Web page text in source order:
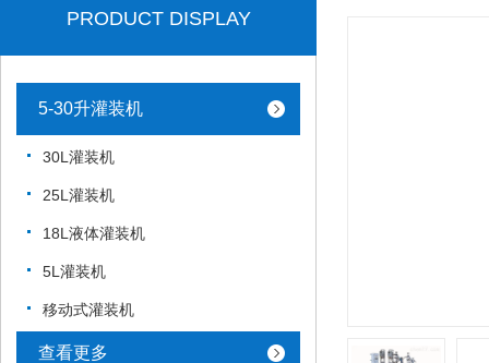
PRODUCT DISPLAY
5-30升灌装机
30L灌装机
25L灌装机
18L液体灌装机
5L灌装机
移动式灌装机
查看更多